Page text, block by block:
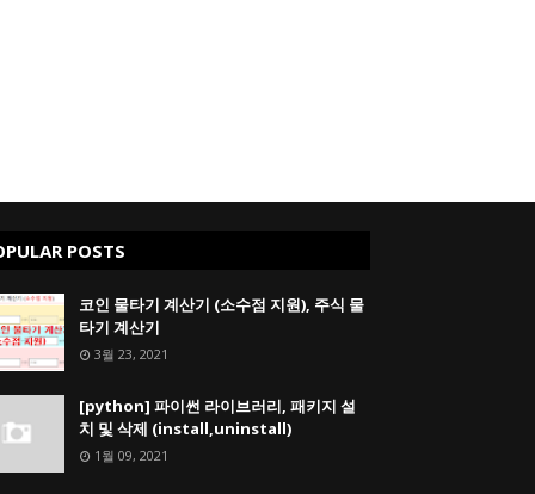
POSTS
코인 물타기 계산기 (소수점 지원), 주식 물
타기 계산기
3월 23, 2021
[python] 파이썬 라이브러리, 패키지 설
치 및 삭제 (install,uninstall)
1월 09, 2021